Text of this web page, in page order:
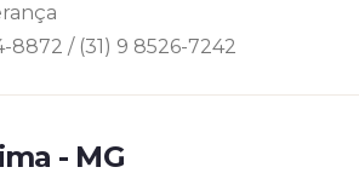
8872 / (31) 9 8526-7242
- MG